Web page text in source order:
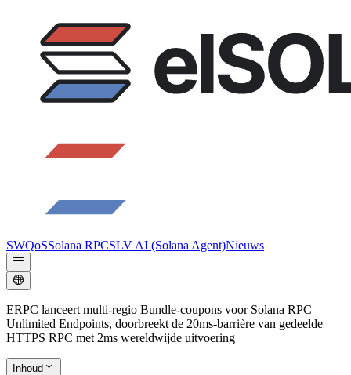
SWQoSSolana RPCSLV AI (Solana Agent)Nieuws
ERPC lanceert multi-regio Bundle-coupons voor Solana RPC
Unlimited Endpoints, doorbreekt de 20ms-barrière van gedeelde
HTTPS RPC met 2ms wereldwijde uitvoering
Inhoud